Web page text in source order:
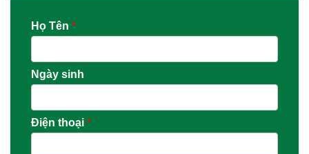
Họ Tên *
Ngày sinh
Điện thoại *